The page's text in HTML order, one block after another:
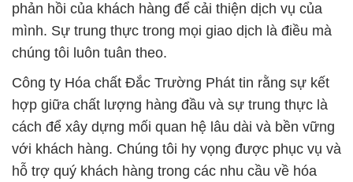
phản hồi của khách hàng để cải thiện dịch vụ của
mình. Sự trung thực trong mọi giao dịch là điều mà
chúng tôi luôn tuân theo.
Công ty Hóa chất Đắc Trường Phát tin rằng sự kết
hợp giữa chất lượng hàng đầu và sự trung thực là
cách để xây dựng mối quan hệ lâu dài và bền vững
với khách hàng. Chúng tôi hy vọng được phục vụ và
hỗ trợ quý khách hàng trong các nhu cầu về hóa